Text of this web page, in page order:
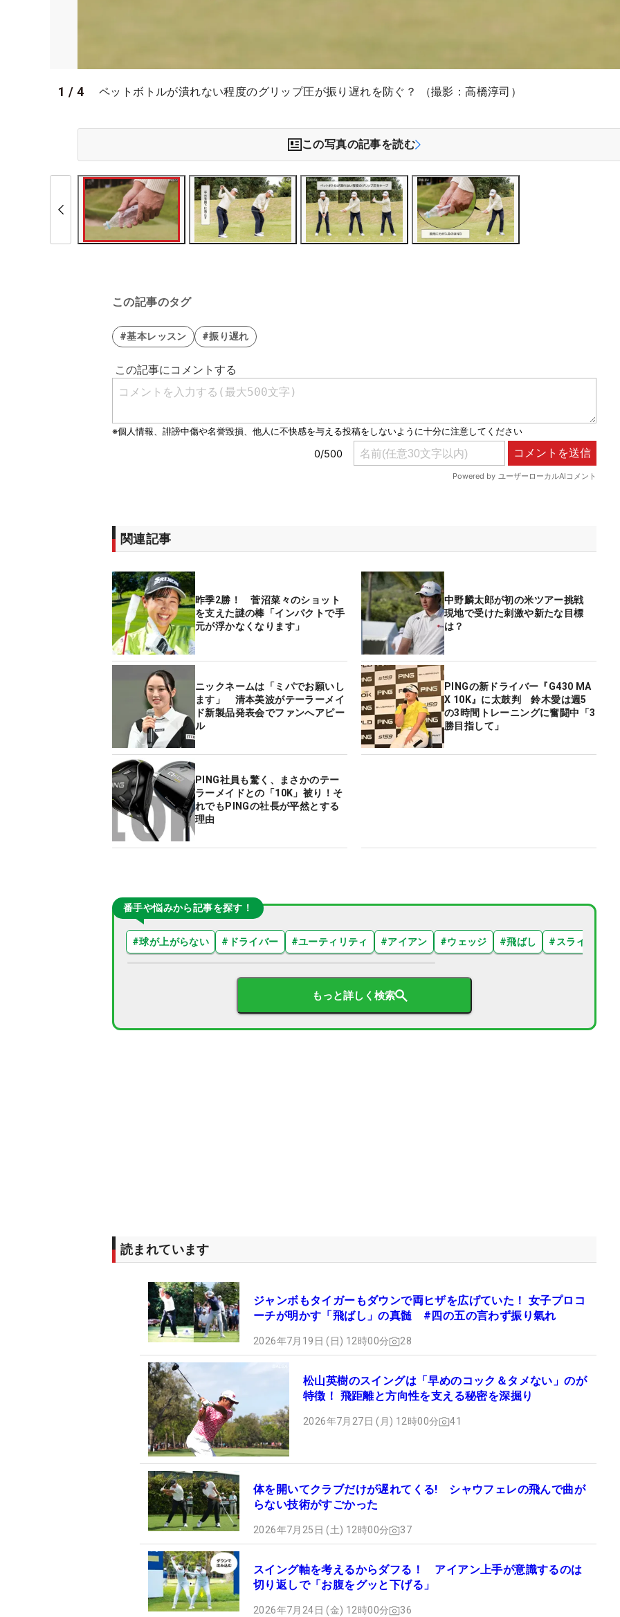
1 / 4 ペットボトルが潰れない程度のグリップ圧が振り遅れを防ぐ？ （撮影：高橋淳司）
この写真の記事を読む
この記事のタグ
#基本レッスン #振り遅れ
関連記事
昨季2勝！ 菅沼菜々のショット
を支えた謎の棒「インパクトで手
元が浮かなくなります」
中野麟太郎が初の米ツアー挑戦
現地で受けた刺激や新たな目標
は？
ニックネームは「ミパでお願いし
ます」 清本美波がテーラーメイ
ド新製品発表会でファンへアピー
ル
PINGの新ドライバー『G430 MA
X 10K』に太鼓判 鈴木愛は週5
の3時間トレーニングに奮闘中「3
勝目指して」
PING社員も驚く、まさかのテー
ラーメイドとの「10K」被り！そ
れでもPINGの社長が平然とする
理由
番手や悩みから記事を探す！
#球が上がらない # ドライバー #ユーティリティ #アイアン #ウェッジ #飛ばし # スライス
もっと詳しく検索
読まれています
ジャンボもタイガーもダウンで両ヒザを広げていた！ 女子プロコ
ーチが明かす「飛ばし」の真髄 #四の五の言わず振り氣れ
2026年7月19日 (日) 12時00分 28
松山英樹のスイングは「早めのコック＆タメない」のが
特徴！ 飛距離と方向性を支える秘密を深掘り
2026年7月27日 (月) 12時00分 41
体を開いてクラブだけが遅れてくる! シャウフェレの飛んで曲が
らない技術がすごかった
2026年7月25日 (土) 12時00分 37
スイング軸を考えるからダフる！ アイアン上手が意識するのは
切り返しで「お腹をグッと下げる」
2026年7月24日 (金) 12時00分 36